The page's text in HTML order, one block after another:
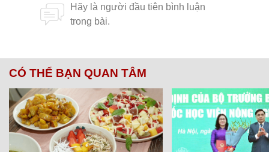
CÓ THỂ BẠN QUAN TÂM